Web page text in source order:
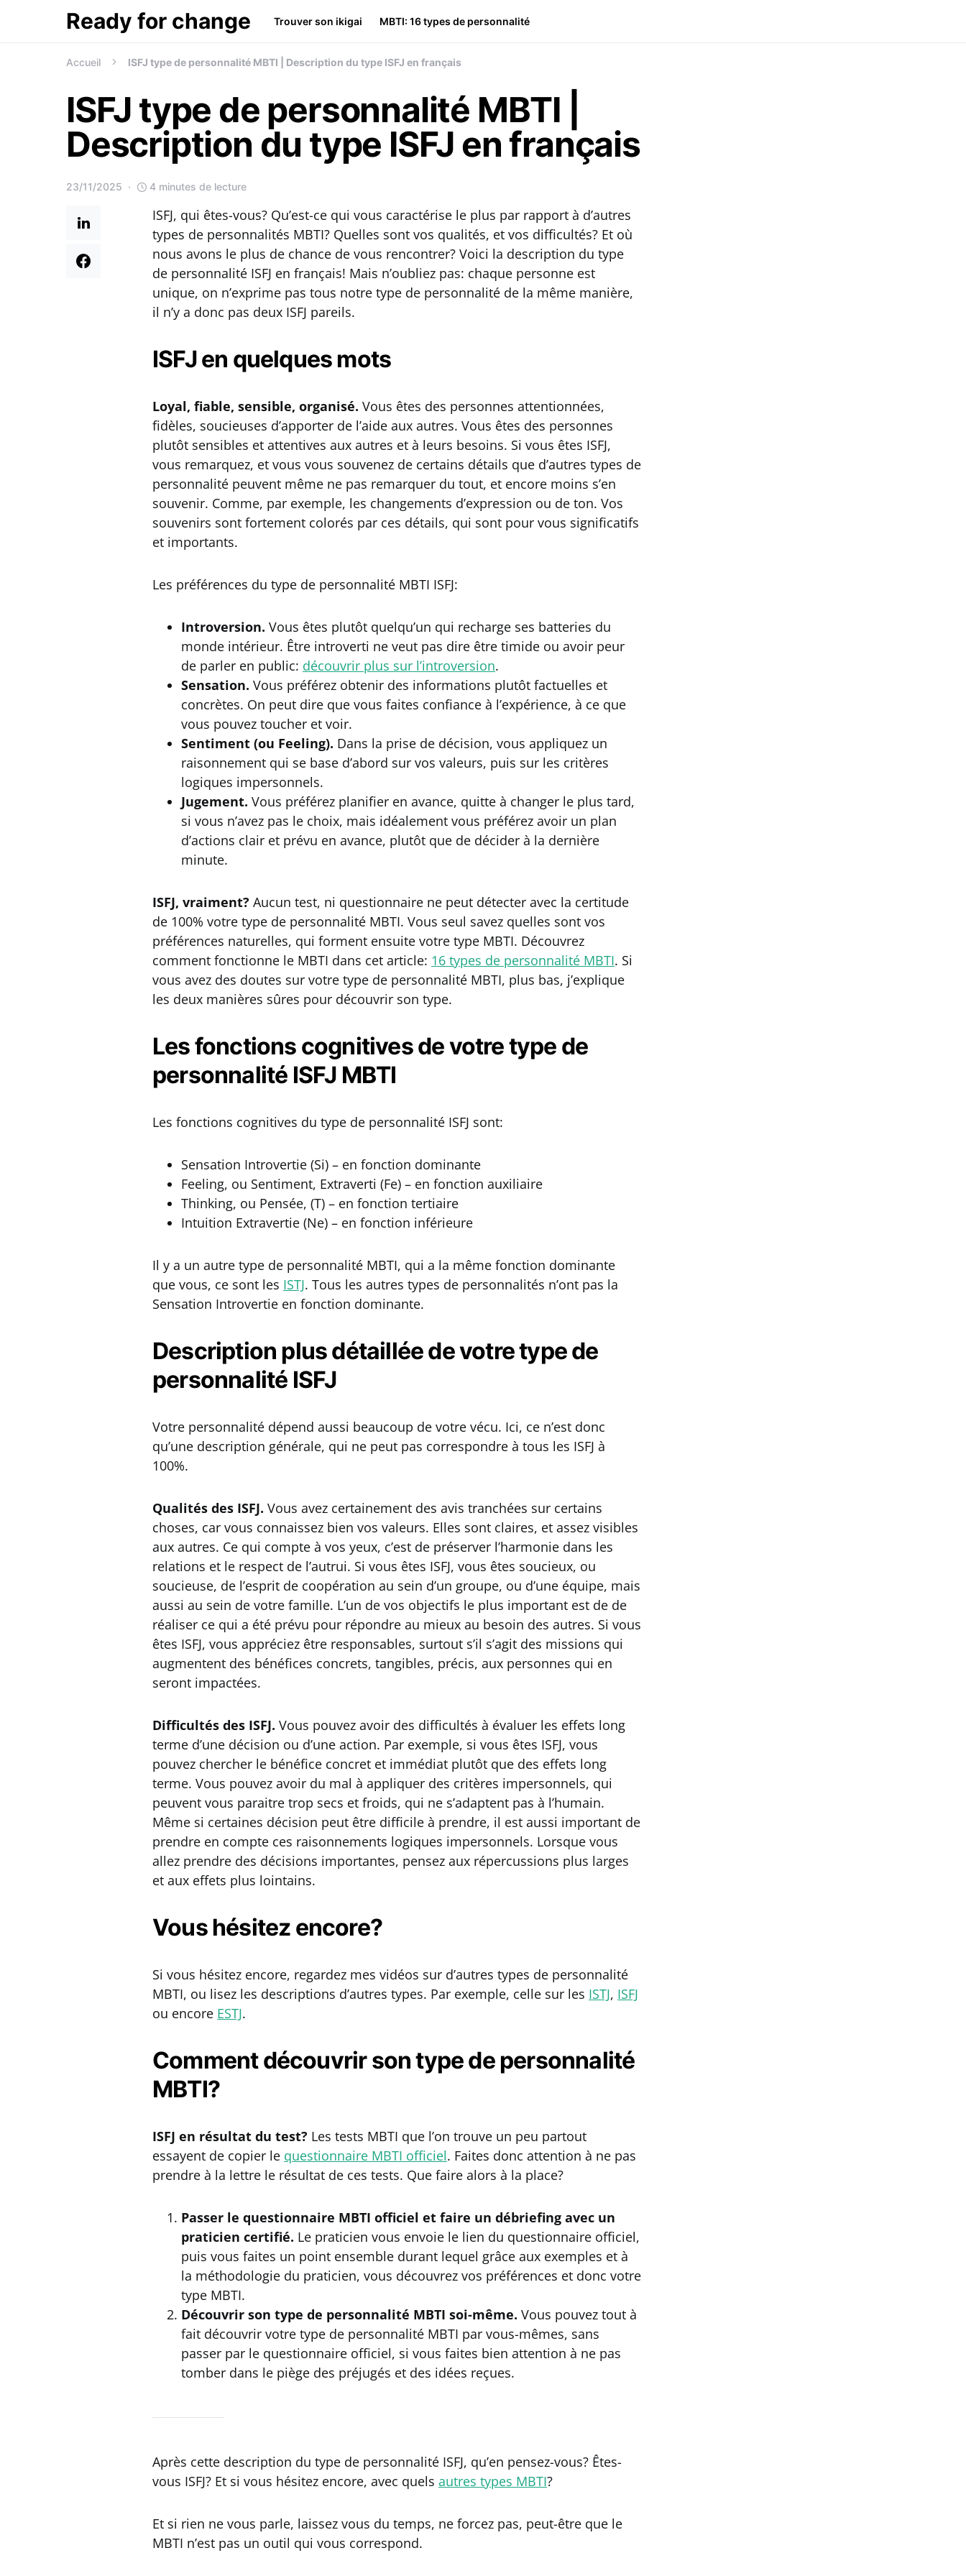
Ready for change Trouver son ikigai MBTI: 16 types de personnalité
Recherche de:
Accueil ISFJ type de personnalité MBTI | Description du type ISFJ en français
ISFJ type de personnalité MBTI |
Description du type ISFJ en français
23/11/2025 4 minutes de lecture
ISFJ, qui êtes-vous? Qu’est-ce qui vous caractérise le plus par rapport à d’autres
types de personnalités MBTI? Quelles sont vos qualités, et vos difficultés? Et où
nous avons le plus de chance de vous rencontrer? Voici la description du type
de personnalité ISFJ en français! Mais n’oubliez pas: chaque personne est
unique, on n’exprime pas tous notre type de personnalité de la même manière,
il n’y a donc pas deux ISFJ pareils.
ISFJ en quelques mots
Loyal, fiable, sensible, organisé. Vous êtes des personnes attentionnées,
fidèles, soucieuses d’apporter de l’aide aux autres. Vous êtes des personnes
plutôt sensibles et attentives aux autres et à leurs besoins. Si vous êtes ISFJ,
vous remarquez, et vous vous souvenez de certains détails que d’autres types de
personnalité peuvent même ne pas remarquer du tout, et encore moins s’en
souvenir. Comme, par exemple, les changements d’expression ou de ton. Vos
souvenirs sont fortement colorés par ces détails, qui sont pour vous significatifs
et importants.
Les préférences du type de personnalité MBTI ISFJ:
Introversion. Vous êtes plutôt quelqu’un qui recharge ses batteries du
monde intérieur. Être introverti ne veut pas dire être timide ou avoir peur
de parler en public: découvrir plus sur l’introversion.
Sensation. Vous préférez obtenir des informations plutôt factuelles et
concrètes. On peut dire que vous faites confiance à l’expérience, à ce que
vous pouvez toucher et voir.
Sentiment (ou Feeling). Dans la prise de décision, vous appliquez un
raisonnement qui se base d’abord sur vos valeurs, puis sur les critères
logiques impersonnels.
Jugement. Vous préférez planifier en avance, quitte à changer le plus tard,
si vous n’avez pas le choix, mais idéalement vous préférez avoir un plan
d’actions clair et prévu en avance, plutôt que de décider à la dernière
minute.
ISFJ, vraiment? Aucun test, ni questionnaire ne peut détecter avec la certitude
de 100% votre type de personnalité MBTI. Vous seul savez quelles sont vos
préférences naturelles, qui forment ensuite votre type MBTI. Découvrez
comment fonctionne le MBTI dans cet article: 16 types de personnalité MBTI. Si
vous avez des doutes sur votre type de personnalité MBTI, plus bas, j’explique
les deux manières sûres pour découvrir son type.
Les fonctions cognitives de votre type de
personnalité ISFJ MBTI
Les fonctions cognitives du type de personnalité ISFJ sont:
Sensation Introvertie (Si) – en fonction dominante
Feeling, ou Sentiment, Extraverti (Fe) – en fonction auxiliaire
Thinking, ou Pensée, (T) – en fonction tertiaire
Intuition Extravertie (Ne) – en fonction inférieure
Il y a un autre type de personnalité MBTI, qui a la même fonction dominante
que vous, ce sont les ISTJ. Tous les autres types de personnalités n’ont pas la
Sensation Introvertie en fonction dominante.
Description plus détaillée de votre type de
personnalité ISFJ
Votre personnalité dépend aussi beaucoup de votre vécu. Ici, ce n’est donc
qu’une description générale, qui ne peut pas correspondre à tous les ISFJ à
100%.
Qualités des ISFJ. Vous avez certainement des avis tranchées sur certains
choses, car vous connaissez bien vos valeurs. Elles sont claires, et assez visibles
aux autres. Ce qui compte à vos yeux, c’est de préserver l’harmonie dans les
relations et le respect de l’autrui. Si vous êtes ISFJ, vous êtes soucieux, ou
soucieuse, de l’esprit de coopération au sein d’un groupe, ou d’une équipe, mais
aussi au sein de votre famille. L’un de vos objectifs le plus important est de de
réaliser ce qui a été prévu pour répondre au mieux au besoin des autres. Si vous
êtes ISFJ, vous appréciez être responsables, surtout s’il s’agit des missions qui
augmentent des bénéfices concrets, tangibles, précis, aux personnes qui en
seront impactées.
Difficultés des ISFJ. Vous pouvez avoir des difficultés à évaluer les effets long
terme d’une décision ou d’une action. Par exemple, si vous êtes ISFJ, vous
pouvez chercher le bénéfice concret et immédiat plutôt que des effets long
terme. Vous pouvez avoir du mal à appliquer des critères impersonnels, qui
peuvent vous paraitre trop secs et froids, qui ne s’adaptent pas à l’humain.
Même si certaines décision peut être difficile à prendre, il est aussi important de
prendre en compte ces raisonnements logiques impersonnels. Lorsque vous
allez prendre des décisions importantes, pensez aux répercussions plus larges
et aux effets plus lointains.
Vous hésitez encore?
Si vous hésitez encore, regardez mes vidéos sur d’autres types de personnalité
MBTI, ou lisez les descriptions d’autres types. Par exemple, celle sur les ISTJ, ISFJ
ou encore ESTJ.
Comment découvrir son type de personnalité
MBTI?
ISFJ en résultat du test? Les tests MBTI que l’on trouve un peu partout
essayent de copier le questionnaire MBTI officiel. Faites donc attention à ne pas
prendre à la lettre le résultat de ces tests. Que faire alors à la place?
Passer le questionnaire MBTI officiel et faire un débriefing avec un
praticien certifié. Le praticien vous envoie le lien du questionnaire officiel,
puis vous faites un point ensemble durant lequel grâce aux exemples et à
la méthodologie du praticien, vous découvrez vos préférences et donc votre
type MBTI.
Découvrir son type de personnalité MBTI soi-même. Vous pouvez tout à
fait découvrir votre type de personnalité MBTI par vous-mêmes, sans
passer par le questionnaire officiel, si vous faites bien attention à ne pas
tomber dans le piège des préjugés et des idées reçues.
Après cette description du type de personnalité ISFJ, qu’en pensez-vous? Êtes-
vous ISFJ? Et si vous hésitez encore, avec quels autres types MBTI?
Et si rien ne vous parle, laissez vous du temps, ne forcez pas, peut-être que le
MBTI n’est pas un outil qui vous correspond.